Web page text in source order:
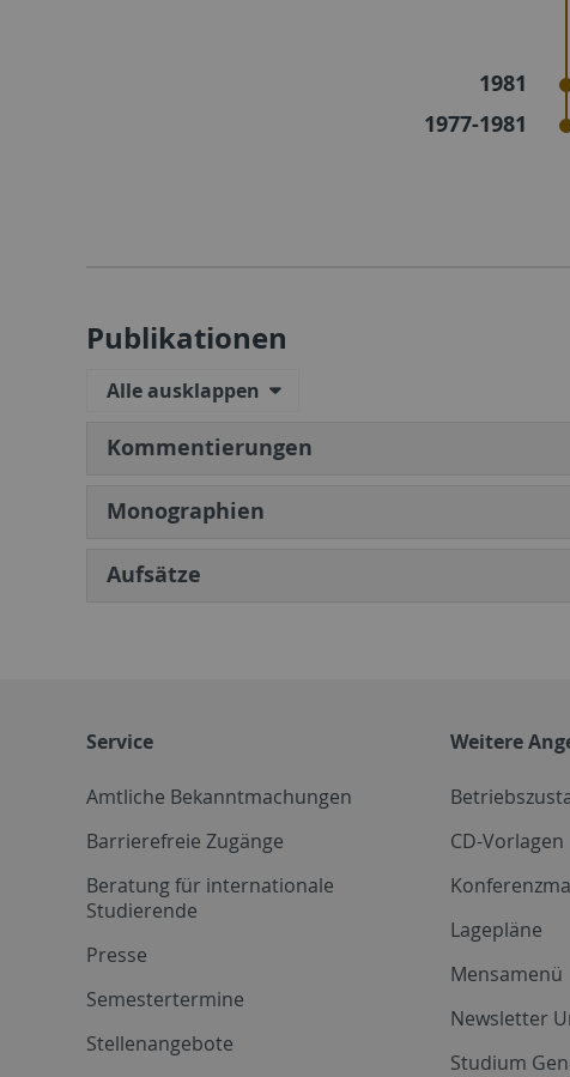
1981
1977-1981
Publikationen
Alle ausklappen
Kommentierungen
Monographien
Aufsätze
Service
Amtliche Bekanntmachungen
Barrierefreie Zugänge
Beratung für internationale
Studierende
Presse
Semestertermine
Stellenangebote
Weitere
CD-Vorlagen
Lagepläne
Mensamenü
Newsletter
Studium